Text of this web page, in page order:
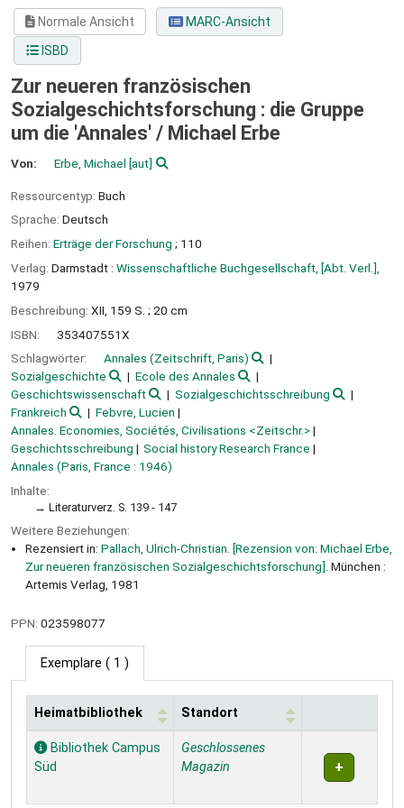
Normale Ansicht
MARC-Ansicht
ISBD
Zur neueren französischen
Sozialgeschichtsforschung : die Gruppe
um die 'Annales' / Michael Erbe
Von: Erbe, Michael [aut]
Ressourcentyp: Buch
Sprache: Deutsch
Reihen: Erträge der Forschung ; 110
Verlag: Darmstadt : Wissenschaftliche Buchgesellschaft, [Abt. Verl.],
1979
Beschreibung: XII, 159 S. ; 20 cm
ISBN:
353407551X
Schlagwörter:
Annales (Zeitschrift, Paris)
Sozialgeschichte
Ecole des Annales
Geschichtswissenschaft
Sozialgeschichtsschreibung
Frankreich
Febvre, Lucien
Annales. Economies, Sociétés, Civilisations <Zeitschr.>
Geschichtsschreibung
Social history Research France
Annales (Paris, France : 1946)
Inhalte:
Literaturverz. S. 139 - 147
Weitere Beziehungen:
Rezensiert in: Pallach, Ulrich-Christian. [Rezension von: Michael Erbe,
Zur neueren französischen Sozialgeschichtsforschung]. München :
Artemis Verlag, 1981
PPN: 023598077
Exemplare ( 1 )
Exemplare
Heimatbibliothek Standort
Bibliothek Campus
Süd
Geschlossenes
Magazin